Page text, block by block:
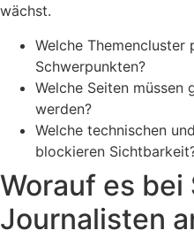
wächst.
Welche Themencluster
Schwerpunkten?
Welche Seiten
werden?
Welche technischen
blockieren
Worauf es bei
Journalisten